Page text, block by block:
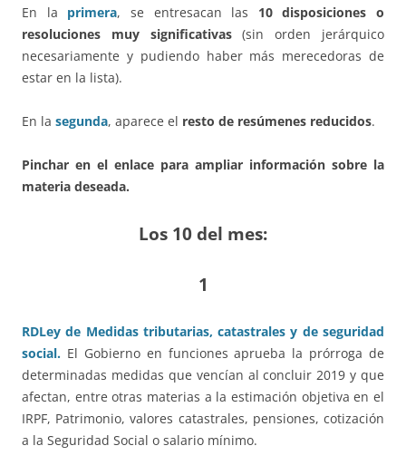
En la primera, se entresacan las 10 disposiciones o
resoluciones muy significativas(sin orden jerárquico
necesariamente y pudiendo haber más merecedoras de
estar en la lista).
En la segunda, aparece el resto de resúmenes reducidos.
Pinchar en el enlace para ampliar información sobre la
materia deseada.
Los 10 del mes:
1
RDLey de Medidas tributarias, catastrales y de seguridad
social. El Gobierno en funciones aprueba la prórroga de
determinadas medidas que vencían al concluir 2019 y que
afectan, entre otras materias a la estimación objetiva en el
IRPF, Patrimonio, valores catastrales, pensiones, cotización
a la Seguridad Social o salario mínimo.